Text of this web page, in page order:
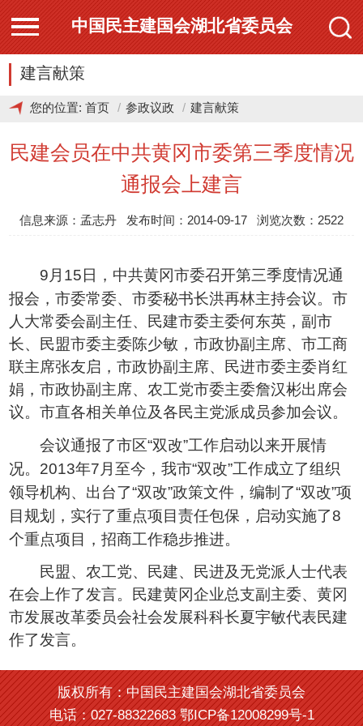
中国民主建国会湖北省委员会
建言献策
您的位置: 首页 参政议政 建言献策
民建会员在中共黄冈市委第三季度情况
通报会上建言
信息来源：孟志丹 发布时间：2014-09-17 浏览次数：2522
9 月 15 日 ，中共黄冈市委召开第三季度情况通
报会，市委常委、市委秘书长洪再林主持会议。市
人大常委会副主任、民建市委主委何东英，副市
长、民盟市委主委陈少敏，市政协副主席、市工商
联主席张友启，市政协副主席、民进市委主委肖红
娟，市政协副主席、农工党市委主委詹汉彬出席会
议。市直各相关单位及各民主党派成员参加会议。
会议通报了市区“双改”工作启动以来开展情
况。 2013年7 月至今，我市“双改”工作成立了组织
领导机构、出台了“双改”政策文件，编制了“双改”项
目规划，实行了重点项目责任包保，启动实施了8
个重点项目，招商工作稳步推进。
民盟、农工党、民建、民进及无党派人士代表
在会上作了发言。民建黄冈企业总支副主委、黄冈
市发展改革委员会社会发展科科长夏宇敏代表民建
作了发言。
版权所有：中国民主建国会湖北省委员会
电话：027-88322683 鄂ICP备12008299号-1